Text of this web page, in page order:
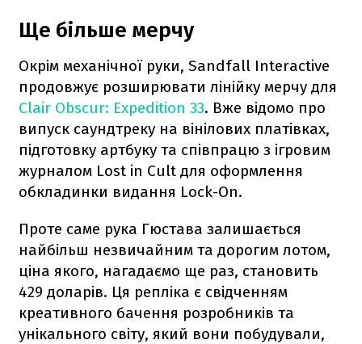
Ще більше мерчу
Окрім механічної руки, Sandfall Interactive
продовжує розширювати лінійку мерчу для
Clair Obscur: Expedition 33. Вже відомо про
випуск саундтреку на вінілових платівках,
підготовку артбуку та співпрацю з ігровим
журналом Lost in Cult для оформлення
обкладинки видання Lock-On.
Проте саме рука Гюстава залишається
найбільш незвичайним та дорогим лотом,
ціна якого, нагадаємо ще раз, становить
429 доларів. Ця репліка є свідченням
креативного бачення розробників та
унікального світу, який вони побудували,